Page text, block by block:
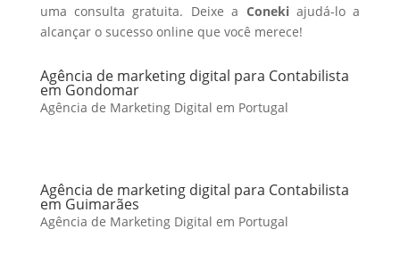
uma consulta gratuita. Deixe a Conekiajudá-lo a
alcançar o sucesso online que você merece!
Agência de marketing digital para Contabilista
em Gondomar
Agência de Marketing Digital em Portugal
Agência de marketing digital para Contabilista
em Guimarães
Agência de Marketing Digital em Portugal